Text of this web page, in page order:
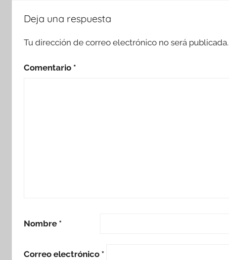
Deja una respuesta
Tu dirección de correo electrónico no será publicada.
Comentario *
Nombre *
Correo electrónico *